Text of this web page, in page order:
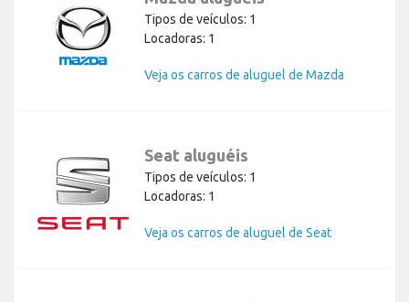
Tipos de veículos: 1
Locadoras: 1
Veja os carros de aluguel de Mazda
Seat aluguéis
Tipos de veículos: 1
Locadoras: 1
Veja os carros de aluguel de Seat